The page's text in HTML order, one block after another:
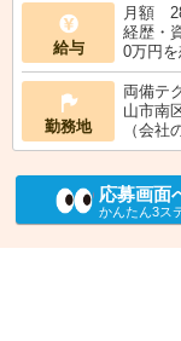
給与
月額
経歴・
0万円
勤務地
両備テ
山市南
（会社
応募画面
かんたん3ス